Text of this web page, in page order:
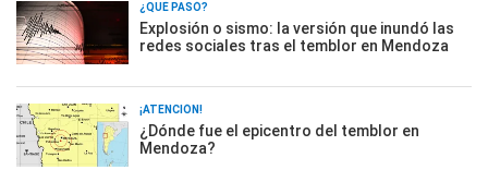
¿QUÉ PASÓ?
Explosión o sismo: la versión que inundó las
redes sociales tras el temblor en Mendoza
¡ATENCIÓN!
¿Dónde fue el epicentro del temblor en
Mendoza?